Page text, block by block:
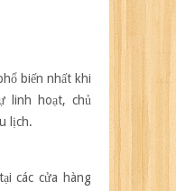
biến nhất khi
linh hoạt, chủ
lịch.
các cửa hàng